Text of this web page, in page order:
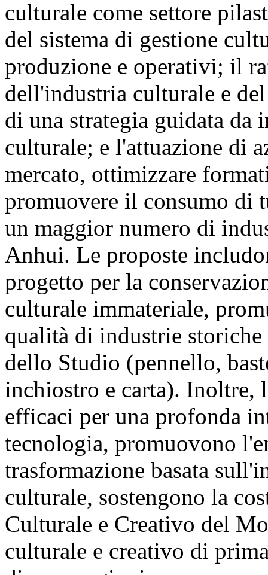
culturale come settore
del sistema di gestione
produzione e operativi; il
dell'industria culturale e
di una strategia guidata
culturale; e l'attuazione di
mercato, ottimizzare
promuovere il consumo di
un maggior numero di
Anhui. Le proposte
progetto per la
culturale immateriale,
qualità di industrie
dello Studio (pennello,
inchiostro e carta). Inoltre,
efficaci per una profonda
tecnologia, promuovono
trasformazione basata
culturale, sostengono la
Culturale e Creativo del
culturale e creativo di